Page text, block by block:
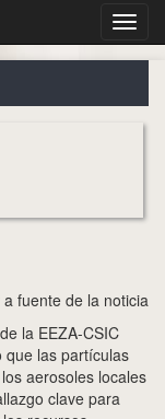
a fuente de la noticia
la EEZA-CSIC
que las partículas
aerosoles locales
clave para